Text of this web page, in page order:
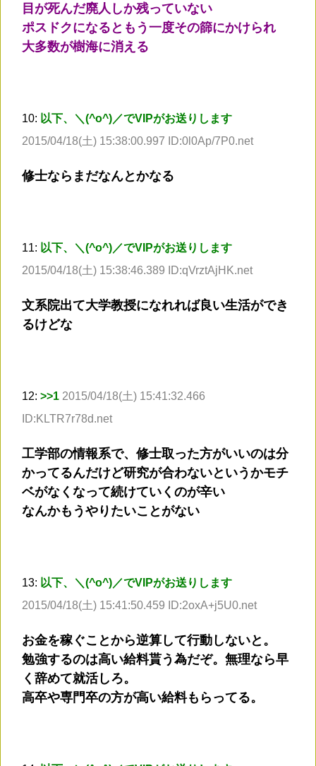
目が死んだ廃人しか残っていない
ポスドクになるともう一度その篩にかけられ
大多数が樹海に消える
10: 以下、＼(^o^)／でVIPがお送りします
2015/04/18(土) 15:38:00.997 ID:0l0Ap/7P0.net
修士ならまだなんとかなる
11: 以下、＼(^o^)／でVIPがお送りします
2015/04/18(土) 15:38:46.389 ID:qVrztAjHK.net
文系院出て大学教授になれれば良い生活ができ
るけどな
12: >>1 2015/04/18(土) 15:41:32.466
ID:KLTR7r78d.net
工学部の情報系で、修士取った方がいいのは分
かってるんだけど研究が合わないというかモチ
ベがなくなって続けていくのが辛い
なんかもうやりたいことがない
13: 以下、＼(^o^)／でVIPがお送りします
2015/04/18(土) 15:41:50.459 ID:2oxA+j5U0.net
お金を稼ぐことから逆算して行動しないと。
勉強するのは高い給料貰う為だぞ。無理なら早
く辞めて就活しろ。
高卒や専門卒の方が高い給料もらってる。